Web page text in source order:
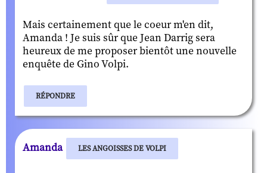
Mais certainement que le coeur m'en dit,
Amanda ! Je suis sûr que Jean Darrig sera
heureux de me proposer bientôt une nouvelle
enquête de Gino Volpi.
RÉPONDRE
Amanda LES ANGOISSES DE VOLPI